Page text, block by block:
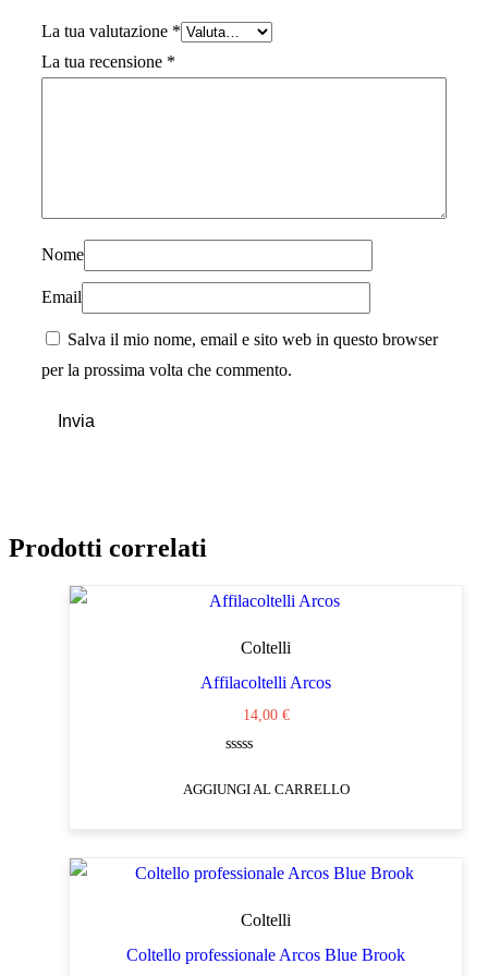
La tua valutazione *
La tua recensione *
Nome
Email
Salva il mio nome, email e sito web in questo browser
per la prossima volta che commento.
Prodotti correlati
Coltelli
Affilacoltelli Arcos
14,00 €
su
AGGIUNGI AL CARRELLO
Coltelli
Coltello professionale Arcos Blue Brook